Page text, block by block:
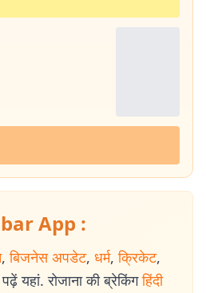
App :
, बिजनेस अपडेट, धर्म, क्रिकेट,
यहां. रोजाना की ब्रेकिंग हिंदी